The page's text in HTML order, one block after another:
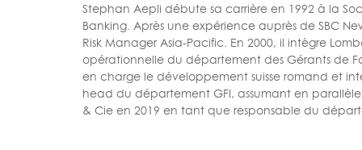
Stephan Aepli débute sa carrière en 1992 à la
Banking. Après une expérience auprès de SBC
Risk Manager Asia-Pacific. En 2000, il intègre
opérationnelle du département des Gérants de
en charge le développement suisse romand et
head du département GFI, assumant en
& Cie en 2019 en tant que responsable du